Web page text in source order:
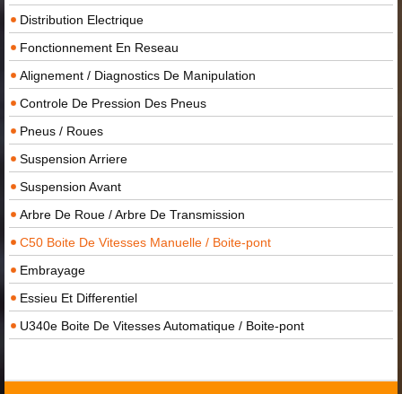
Distribution Electrique
Fonctionnement En Reseau
Alignement / Diagnostics De Manipulation
Controle De Pression Des Pneus
Pneus / Roues
Suspension Arriere
Suspension Avant
Arbre De Roue / Arbre De Transmission
C50 Boite De Vitesses Manuelle / Boite-pont
Embrayage
Essieu Et Differentiel
U340e Boite De Vitesses Automatique / Boite-pont